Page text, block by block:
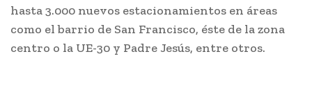
hasta 3.000 nuevos estacionamientos en áreas
como el barrio de San Francisco, éste de la zona
centro o la UE-30 y Padre Jesús, entre otros.